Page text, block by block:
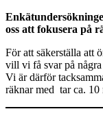
Enkätunders
oss att fokusera på
För att säkerställa att
vill vi få svar på
Vi är därför
räknar med tar ca.